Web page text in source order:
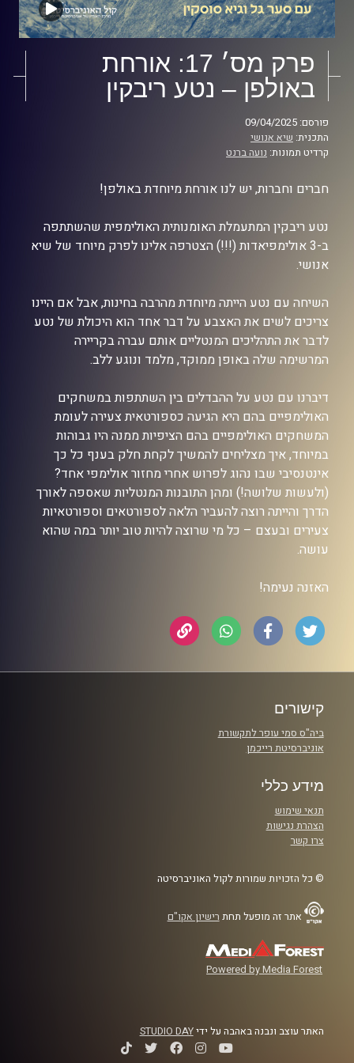
פרק מס׳ 17: אורחת
באולפן – נטע ריבקין
פורסם: 09/04/2025
התכנית: שיא אנושי
קרדיט תמונות: נועה ברנט
חברים וחברות, יש לנו אורחת מיוחדת באולפן!
נטע ריבקין המתעמלת האומנותית האולימפית שהשתתפה
ב-3 אולימפיאדות (!!!) הצטרפה אלינו לפרק מיוחד של שיא
אנושי.
השיחה עם נטע הייתה מיוחדת מהרבה בחינות, אבל אם היינו
צריכים לשים את האצבע על דבר אחד הוא היכולת של נטע
לדבר את התהליכים המנטליים אותם עברה בקריירה
המרשימה שלה באופן ממוקד, מלמד ונוגע ללב.
דיברנו עם נטע על ההבדלים בין השתתפות במשחקים
האולימפיים בהם היא הגיעה כספורטאית צעירה לעומת
המשחקים האולימפיים בהם הציפיות ממנה היו גבוהות
במיוחד, איך מצליחים להמשיך לקחת חלק בענף כל כך
אינטנסיבי שבו נהוג לפרוש אחרי מחזור אולימפי אחד?
(ולעשות שלושה!) ומהן התובנות המנטליות שאספה לאורך
הדרך והייתה רוצה להעביר הלאה לספורטאים וספורטאיות
צעירים ובעצם – כל מי שרוצה להיות טוב יותר במה שהוא
עושה.
האזנה נעימה!
קישורים
ביה"ס סמי עופר לתקשורת
אוניברסיטת רייכמן
מידע כללי
תנאי שימוש
הצהרת נגישות
צרו קשר
© כל הזכויות שמורות לקול האוניברסיטה
אתר זה מופעל תחת רישיון אקו"ם
Powered by Media Forest
האתר עוצב ונבנה באהבה על ידיSTUDIO DAY